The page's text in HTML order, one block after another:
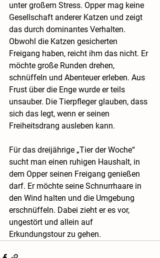
unter großem Stress. Opper mag keine
Gesellschaft anderer Katzen und zeigt
das durch dominantes Verhalten.
Obwohl die Katzen gesicherten
Freigang haben, reicht ihm das nicht. Er
möchte große Runden drehen,
schnüffeln und Abenteuer erleben. Aus
Frust über die Enge wurde er teils
unsauber. Die Tierpfleger glauben, dass
sich das legt, wenn er seinen
Freiheitsdrang ausleben kann.
Für das dreijährige „Tier der Woche“
sucht man einen ruhigen Haushalt, in
dem Opper seinen Freigang genießen
darf. Er möchte seine Schnurrhaare in
den Wind halten und die Umgebung
erschnüffeln. Dabei zieht er es vor,
ungestört und allein auf
Erkundungstour zu gehen.